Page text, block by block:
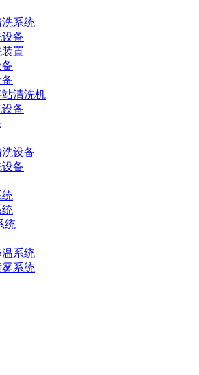
系统
备
置
清洗机
备
设备
备
统
统
统
系统
雾系统
为空心锥喷嘴，实心锥喷嘴，方形喷
体喷嘴，多流体喷嘴等等。其中环保行
形的脱硫除尘喷嘴，清洗喷嘴，纺织行
厂主要用椭圆形喷嘴，消防行业主要用
费获取选型方案报价
购或者其他任何需求及疑问，请来电
在使用中的注意事项（主要注意五个方
养的危害有哪些（常见的危害如下）
（附：选择合适喷嘴的4个小技巧）
号选择方法（超详细喷嘴选型方法）
型及其应用大全（不同环境消防喷头的
类有哪些型号（雾化喷头哪种效果最好